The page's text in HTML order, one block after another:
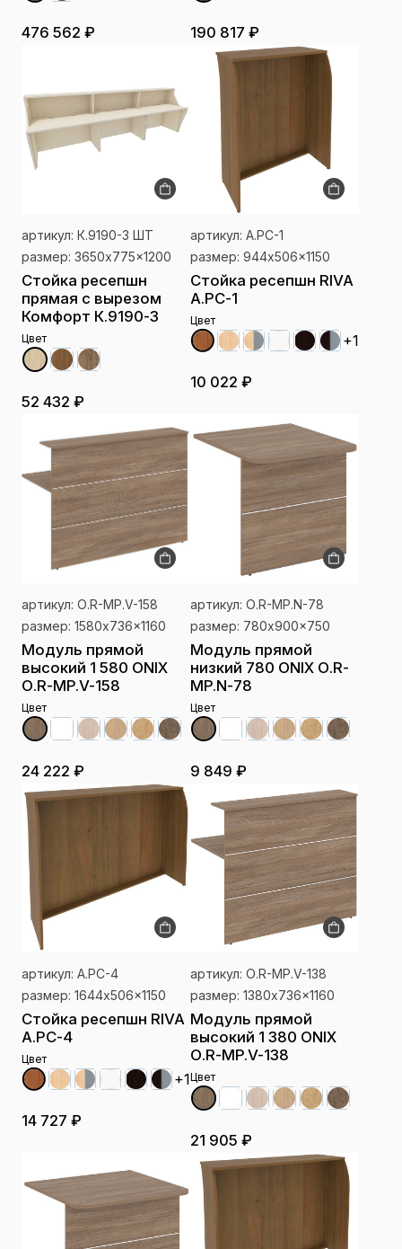
476 562 ₽ 190 817 ₽
артикул: К.9190-3 ШТ
размер: 3650x775x1200
Стойка ресепшн
прямая с вырезом
Комфорт К.9190-3
Цвет
52 432 ₽
артикул: А.РС-1
размер: 944x506x1150
Стойка ресепшн RIVA
А.РС-1
Цвет
+1
10 022 ₽
артикул: О.R-MP.V-158
размер: 1580x736x1160
Модуль прямой
высокий 1 580 ONIX
О.R-MP.V-158
Цвет
24 222 ₽
артикул: О.R-MP.N-78
размер: 780x900x750
Модуль прямой
низкий 780 ONIX О.R-
MP.N-78
Цвет
9 849 ₽
артикул: А.РС-4
размер: 1644x506x1150
Стойка ресепшн RIVA
А.РС-4
Цвет
+1
14 727 ₽
артикул: О.R-MP.V-138
размер: 1380x736x1160
Модуль прямой
высокий 1 380 ONIX
О.R-MP.V-138
Цвет
21 905 ₽